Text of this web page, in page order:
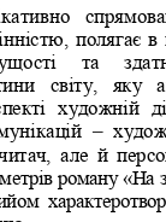
полягає в
та
світу,  яку
художній
–
але  й
роману «На